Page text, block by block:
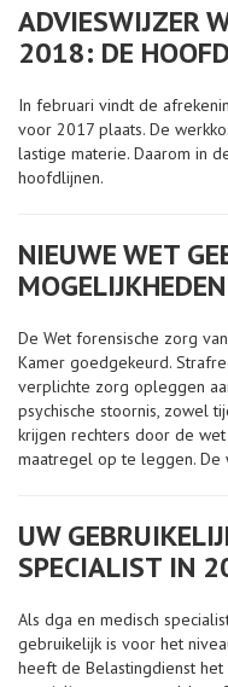
ADVIESWIJZER
2018: DE
In februari vindt de
voor 2017 plaats. De
lastige materie. Daarom in
hoofdlijnen.
NIEUWE WET
De Wet forensische zorg
Kamer goedgekeurd.
verplichte zorg opleggen
psychische stoornis, zowel
krijgen rechters door de
maatregel op te leggen. De
UW
SPECIALIST IN
Als dga en medisch
gebruikelijk is voor het
heeft de Belastingdienst